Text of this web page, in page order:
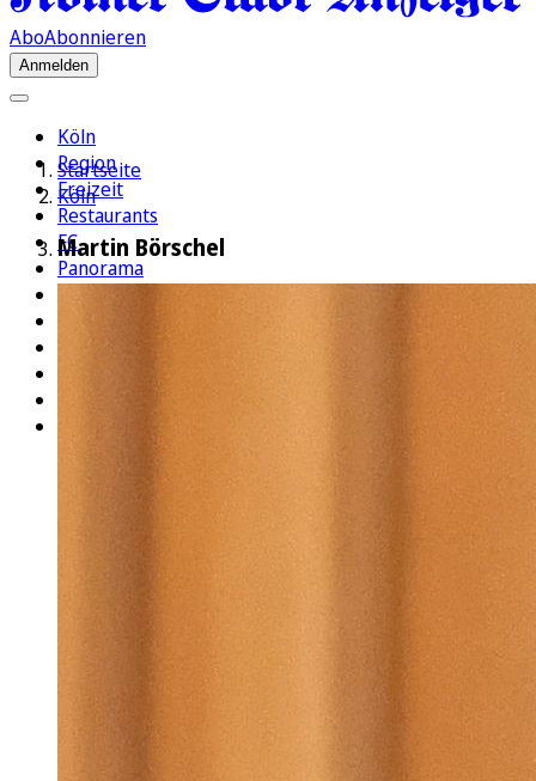
AboAbonnieren
Anmelden
Köln
Region
Freizeit
Restaurants
FC
Panorama
Wirtschaft
Startseite
Köln
Martin Börschel